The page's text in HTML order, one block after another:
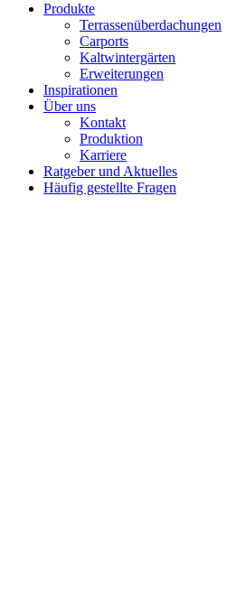
Produkte
Terrassenüberdachungen
Carports
Kaltwintergärten
Erweiterungen
Inspirationen
Über uns
Kontakt
Produktion
Karriere
Ratgeber und Aktuelles
Häufig gestellte Fragen